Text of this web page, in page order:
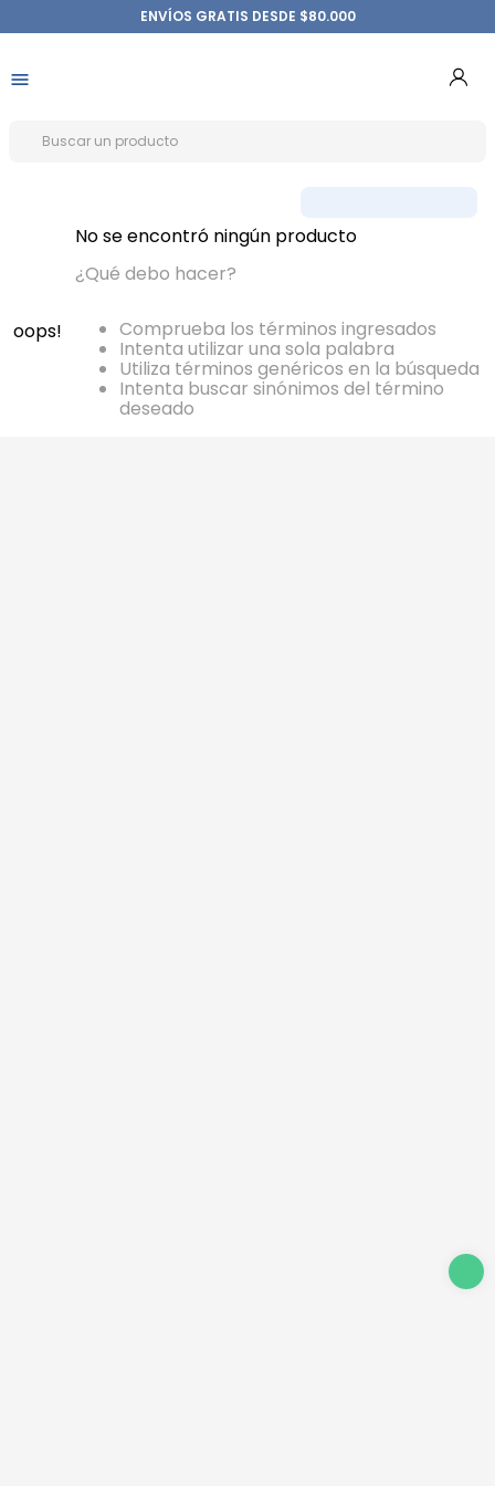
ENVÍOS GRATIS DESDE $80.000
oops!
No se encontró ningún producto
¿Qué debo hacer?
Comprueba los términos ingresados
Intenta utilizar una sola palabra
Utiliza términos genéricos en la búsqueda
Intenta buscar sinónimos del término
deseado